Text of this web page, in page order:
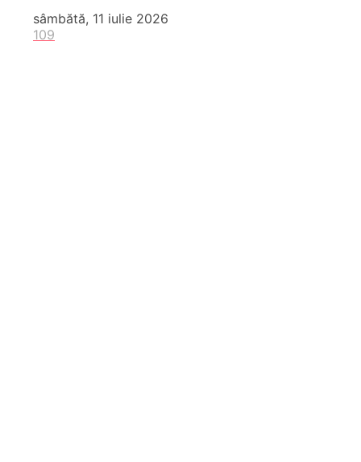
sâmbătă, 11 iulie 2026
109